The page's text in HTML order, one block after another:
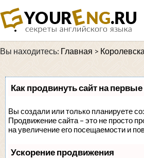
Вы находитесь: Главная >
Как продвинуть сайт на первые
Вы создали или только планируете
Продвижение сайта – это не просто
на увеличение его посещаемости и
Ускорение продвижения